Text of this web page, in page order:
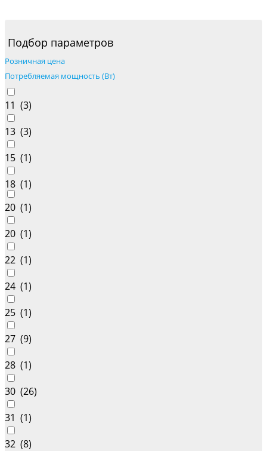
Подбор параметров
Розничная цена
Потребляемая мощность (Вт)
11 (3)
13 (3)
15 (1)
18 (1)
20 (1)
20 (1)
22 (1)
24 (1)
25 (1)
27 (9)
28 (1)
30 (26)
31 (1)
32 (8)